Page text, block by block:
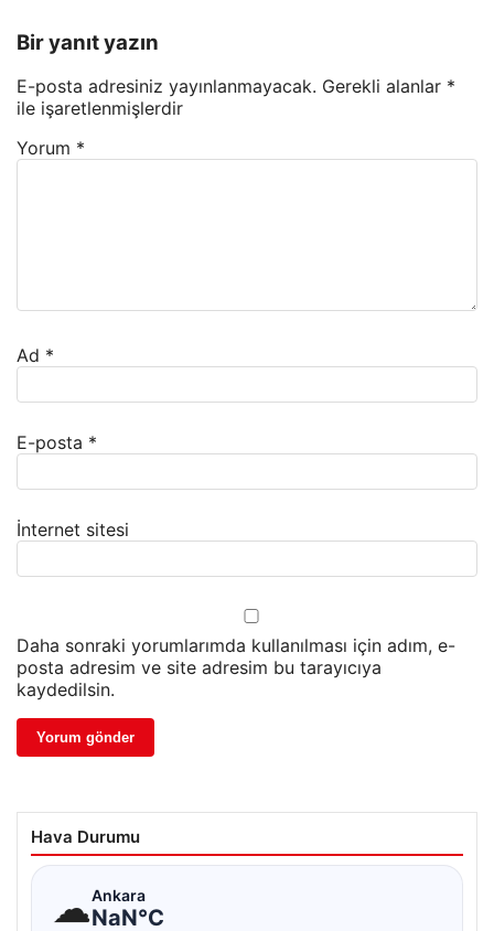
Bir yanıt yazın
E-posta adresiniz yayınlanmayacak. Gerekli alanlar *
ile işaretlenmişlerdir
Yorum *
Ad *
E-posta *
İnternet sitesi
Daha sonraki yorumlarımda kullanılması için adım, e-
posta adresim ve site adresim bu tarayıcıya
kaydedilsin.
Hava Durumu
☁Ankara
NaN°C